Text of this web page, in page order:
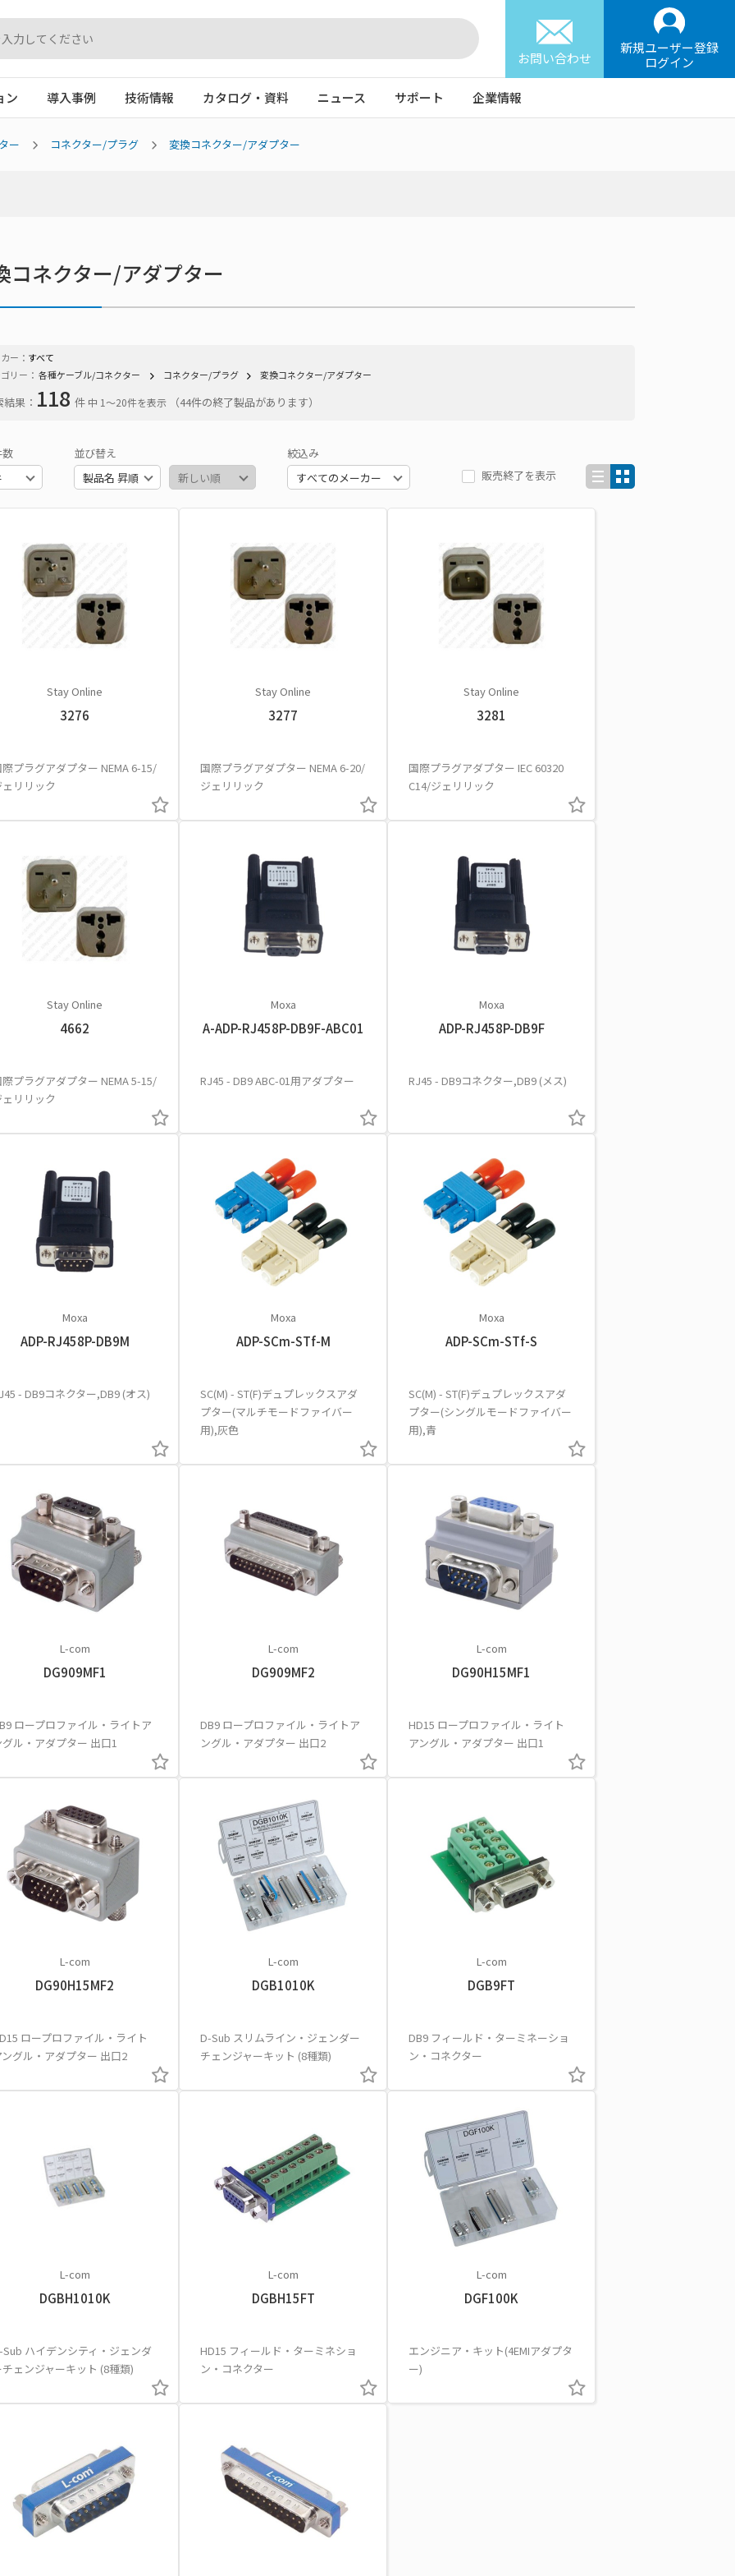
お問い合わせ
新規ユーザー登録
ログイン
ン 導入事例 技術情報 カタログ・資料 ニュース サポート 企業情報
ー コネクター/プラグ 変換コネクター/アダプター
コネクター/アダプター
ー： すべて
リー： 各種ケーブル/コネクター コネクター/プラグ 変換コネクター/アダプター
果： 118 件 中 1〜20件を表示 （44件の終了製品があります）
並び替え
絞込み
販売終了を表示
Stay Online
3276
プラグアダプター NEMA 6-15/
リリック
Stay Online
3277
国際プラグアダプター NEMA 6-20/
ジェリリック
Stay Online
3281
国際プラグアダプター IEC 60320
C14/ジェリリック
Stay Online
4662
プラグアダプター NEMA 5-15/
リリック
Moxa
A-ADP-RJ458P-DB9F-ABC01
RJ45 - DB9 ABC-01用アダプター
Moxa
ADP-RJ458P-DB9F
RJ45 - DB9コネクター,DB9 (メス)
Moxa
ADP-RJ458P-DB9M
- DB9コネクター,DB9 (オス)
Moxa
ADP-SCm-STf-M
SC(M) - ST(F)デュプレックスアダ
プター(マルチモードファイバー
用),灰色
Moxa
ADP-SCm-STf-S
SC(M) - ST(F)デュプレックスアダ
プター(シングルモードファイバー
用),青
L-com
DG909MF1
ロープロファイル・ライトア
ル・アダプター 出口1
L-com
DG909MF2
DB9 ロープロファイル・ライトア
ングル・アダプター 出口2
L-com
DG90H15MF1
HD15 ロープロファイル・ライト
アングル・アダプター 出口1
L-com
DG90H15MF2
ロープロファイル・ライト
グル・アダプター 出口2
L-com
DGB1010K
D-Sub スリムライン・ジェンダー
チェンジャーキット (8種類)
L-com
DGB9FT
DB9 フィールド・ターミネーショ
ン・コネクター
L-com
DGBH1010K
Sub ハイデンシティ・ジェンダ
ェンジャーキット (8種類)
L-com
DGBH15FT
HD15 フィールド・ターミネショ
ン・コネクター
L-com
DGF100K
エンジニア・キット(4EMIアダプタ
ー)